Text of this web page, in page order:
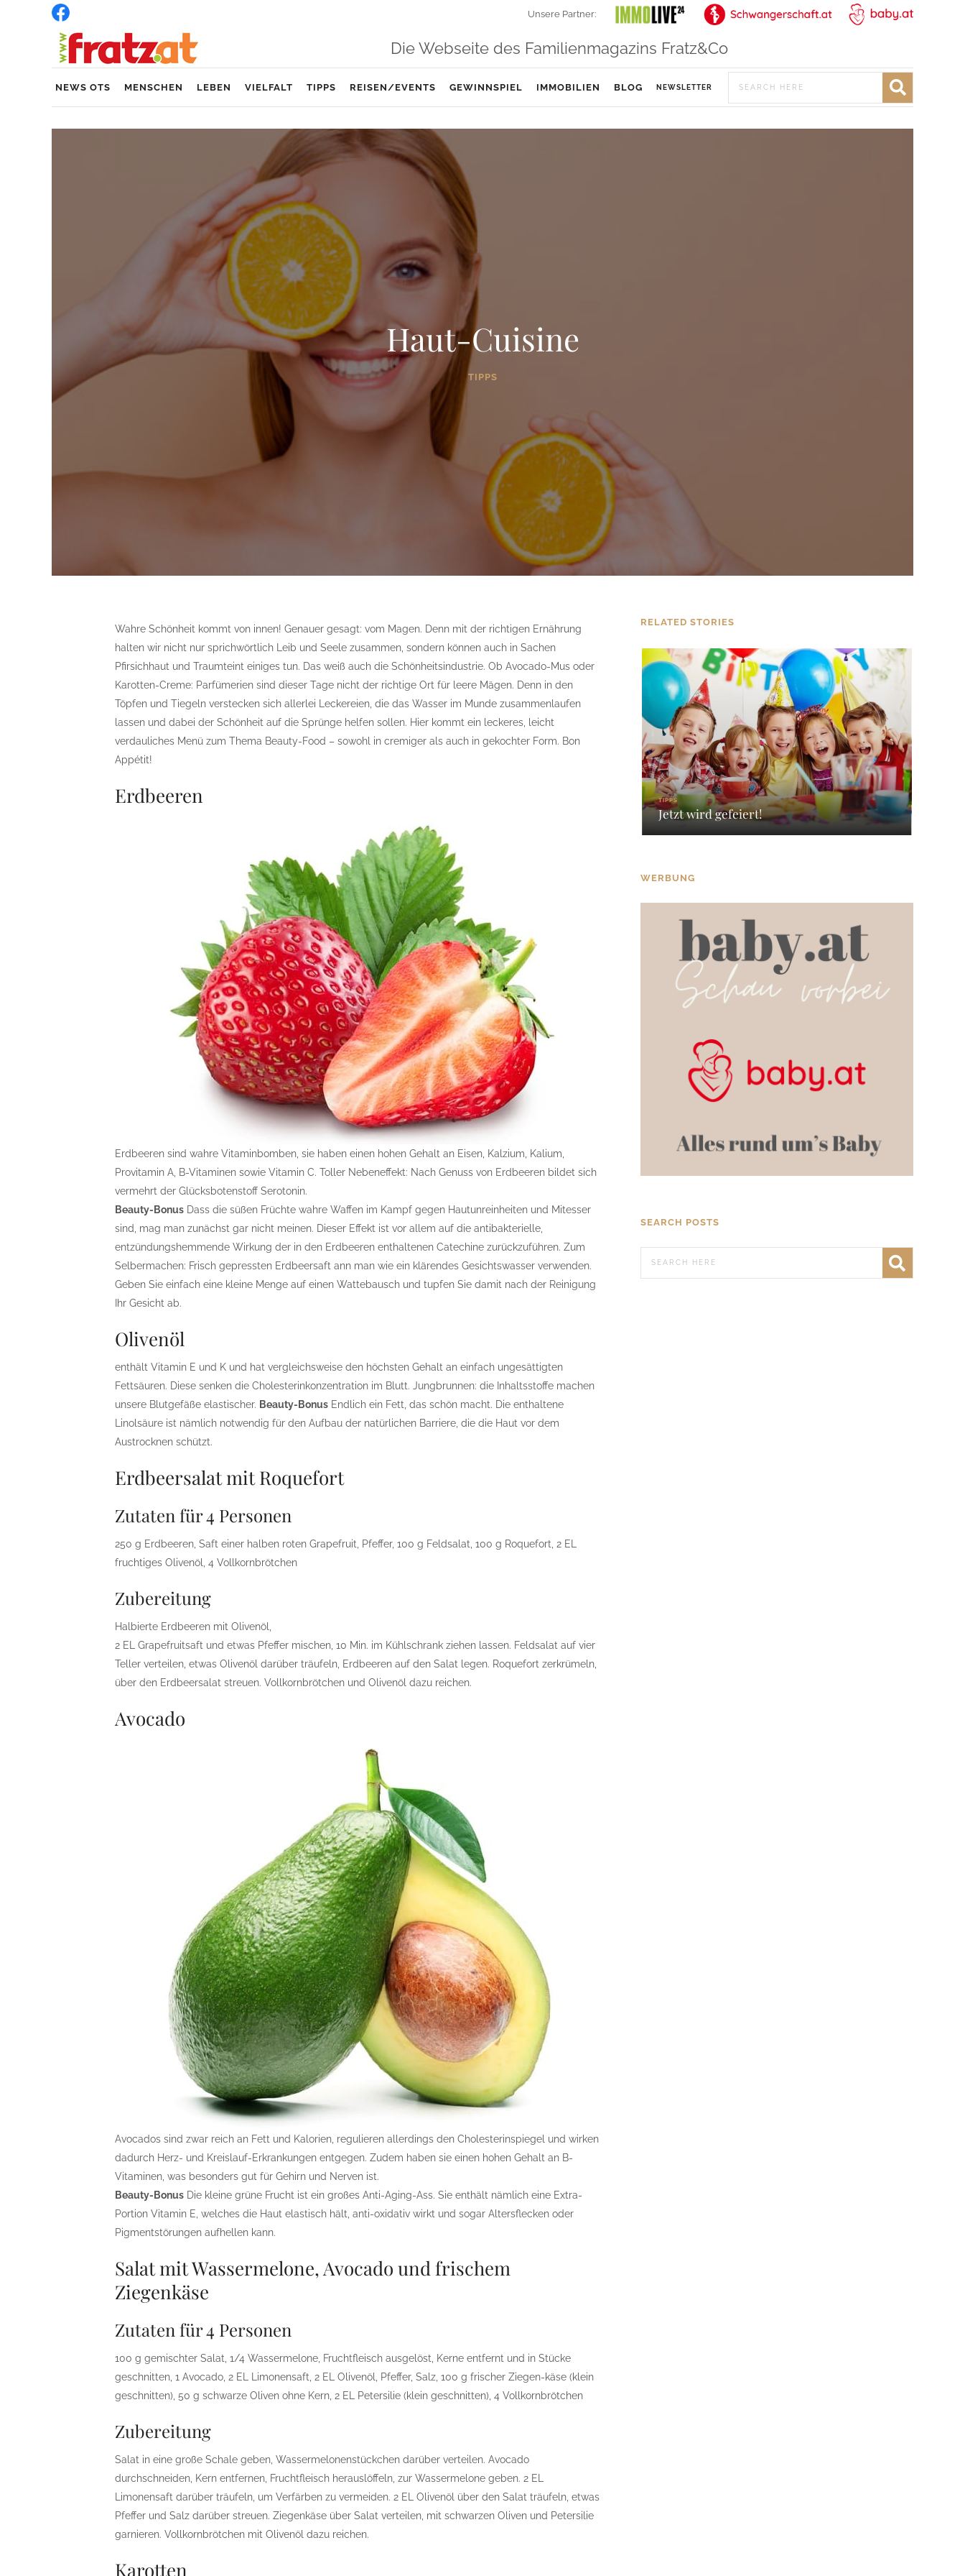
Unsere Partner:
Die Webseite des Familienmagazins Fratz&Co
NEWS OTS MENSCHEN LEBEN VIELFALT TIPPS REISEN/EVENTS GEWINNSPIEL IMMOBILIEN BLOG NEWSLETTER
Haut-Cuisine
TIPPS
Wahre Schönheit kommt von innen! Genauer gesagt: vom Magen. Denn mit der richtigen Ernährung
halten wir nicht nur sprichwörtlich Leib und Seele zusammen, sondern können auch in Sachen
Pfirsichhaut und Traumteint einiges tun. Das weiß auch die Schönheitsindustrie. Ob Avocado-Mus oder
Karotten-Creme: Parfümerien sind dieser Tage nicht der richtige Ort für leere Mägen. Denn in den
Töpfen und Tiegeln verstecken sich allerlei Leckereien, die das Wasser im Munde zusammenlaufen
lassen und dabei der Schönheit auf die Sprünge helfen sollen. Hier kommt ein leckeres, leicht
verdauliches Menü zum Thema Beauty-Food – sowohl in cremiger als auch in gekochter Form. Bon
Appétit!
Erdbeeren
Erdbeeren sind wahre Vitaminbomben, sie haben einen hohen Gehalt an Eisen, Kalzium, Kalium,
Provitamin A, B-Vitaminen sowie Vitamin C. Toller Nebeneffekt: Nach Genuss von Erdbeeren bildet sich
vermehrt der Glücksbotenstoff Serotonin.
Beauty-Bonus Dass die süßen Früchte wahre Waffen im Kampf gegen Hautunreinheiten und Mitesser
sind, mag man zunächst gar nicht meinen. Dieser Effekt ist vor allem auf die antibakterielle,
entzündungshemmende Wirkung der in den Erdbeeren enthaltenen Catechine zurückzuführen. Zum
Selbermachen: Frisch gepressten Erdbeersaft ann man wie ein klärendes Gesichtswasser verwenden.
Geben Sie einfach eine kleine Menge auf einen Wattebausch und tupfen Sie damit nach der Reinigung
Ihr Gesicht ab.
Olivenöl
enthält Vitamin E und K und hat vergleichsweise den höchsten Gehalt an einfach ungesättigten
Fettsäuren. Diese senken die Cholesterinkonzentration im Blutt. Jungbrunnen: die Inhaltsstoffe machen
unsere Blutgefäße elastischer. Beauty-Bonus Endlich ein Fett, das schön macht. Die enthaltene
Linolsäure ist nämlich notwendig für den Aufbau der natürlichen Barriere, die die Haut vor dem
Austrocknen schützt.
Erdbeersalat mit Roquefort
Zutaten für 4 Personen
250 g Erdbeeren, Saft einer halben roten Grapefruit, Pfeffer, 100 g Feldsalat, 100 g Roquefort, 2 EL
fruchtiges Olivenöl, 4 Vollkornbrötchen
Zubereitung
Halbierte Erdbeeren mit Olivenöl,
2 EL Grapefruitsaft und etwas Pfeffer mischen, 10 Min. im Kühlschrank ziehen lassen. Feldsalat auf vier
Teller verteilen, etwas Olivenöl darüber träufeln, Erdbeeren auf den Salat legen. Roquefort zerkrümeln,
über den Erdbeersalat streuen. Vollkornbrötchen und Olivenöl dazu reichen.
Avocado
Avocados sind zwar reich an Fett und Kalorien, regulieren allerdings den Cholesterinspiegel und wirken
dadurch Herz- und Kreislauf-Erkrankungen entgegen. Zudem haben sie einen hohen Gehalt an B-
Vitaminen, was besonders gut für Gehirn und Nerven ist.
Beauty-Bonus Die kleine grüne Frucht ist ein großes Anti-Aging-Ass. Sie enthält nämlich eine Extra-
Portion Vitamin E, welches die Haut elastisch hält, anti-oxidativ wirkt und sogar Altersflecken oder
Pigmentstörungen aufhellen kann.
Salat mit Wassermelone, Avocado und frischem
Ziegenkäse
Zutaten für 4 Personen
100 g gemischter Salat, 1/4 Wassermelone, Fruchtfleisch ausgelöst, Kerne entfernt und in Stücke
geschnitten, 1 Avocado, 2 EL Limonensaft, 2 EL Olivenöl, Pfeffer, Salz, 100 g frischer Ziegen-käse (klein
geschnitten), 50 g schwarze Oliven ohne Kern, 2 EL Petersilie (klein geschnitten), 4 Vollkornbrötchen
Zubereitung
Salat in eine große Schale geben, Wassermelonenstückchen darüber verteilen. Avocado
durchschneiden, Kern entfernen, Fruchtfleisch herauslöffeln, zur Wassermelone geben. 2 EL
Limonensaft darüber träufeln, um Verfärben zu vermeiden. 2 EL Olivenöl über den Salat träufeln, etwas
Pfeffer und Salz darüber streuen. Ziegenkäse über Salat verteilen, mit schwarzen Oliven und Petersilie
garnieren. Vollkornbrötchen mit Olivenöl dazu reichen.
Karotten
RELATED STORIES
TIPPS
Jetzt wird gefeiert!
WERBUNG
SEARCH POSTS